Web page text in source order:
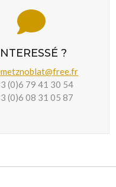
?
(0)6 79 41 30 54
(0)6 08 31 05 87